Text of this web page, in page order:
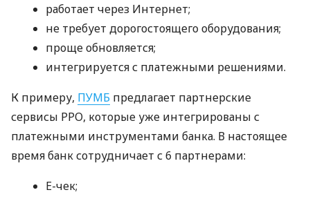
работает через Интернет;
не требует дорогостоящего оборудования;
проще обновляется;
интегрируется с платежными решениями.
К примеру, ПУМБ предлагает партнерские
сервисы РРО, которые уже интегрированы с
платежными инструментами банка. В настоящее
время банк сотрудничает с 6 партнерами:
E-чек;